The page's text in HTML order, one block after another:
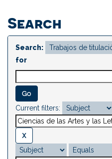
Search
Search:
for
Current filters: